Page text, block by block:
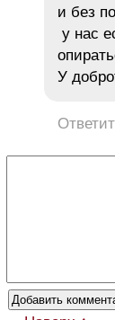
и без
у нас
У